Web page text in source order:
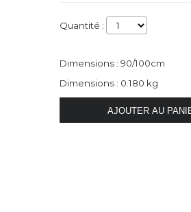
Quantité :
Dimensions : 90/100cm
Dimensions : 0.180 kg